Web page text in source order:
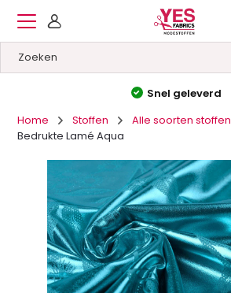
Snel geleverd
Home
Stoffen
Alle soorten stoffen
Bedrukte Lamé Aqua